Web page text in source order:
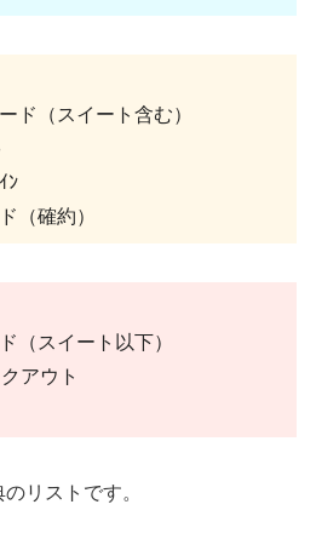
ド（スイート含む）
ﾝ
（確約）
（スイート以下）
アウト
リストです。